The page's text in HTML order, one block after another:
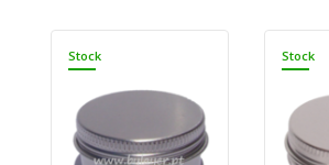
Stock Stock